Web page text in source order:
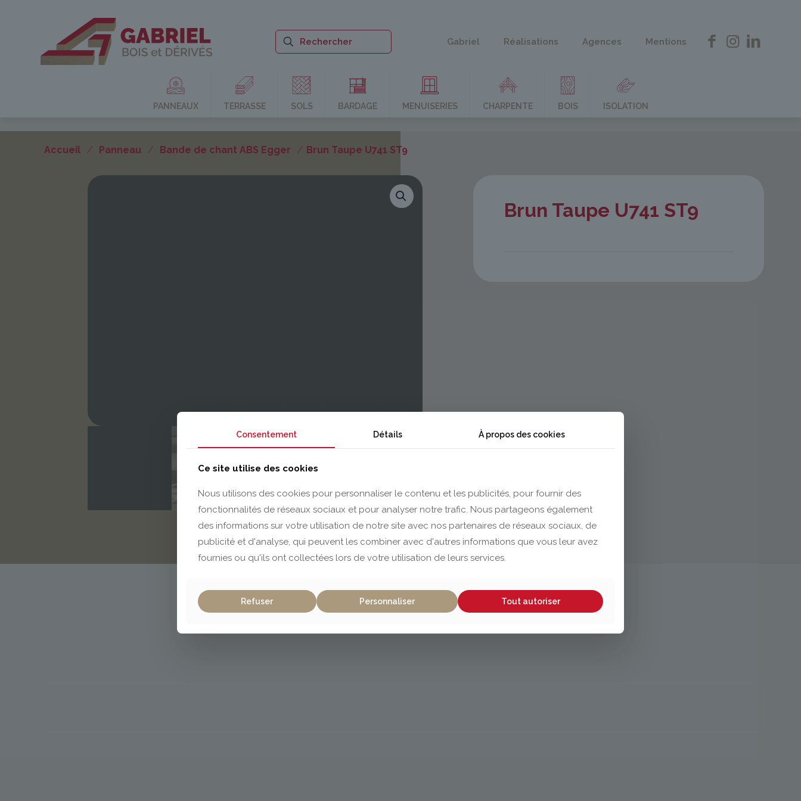
Gabriel Réalisations Agences Mentions
PANNEAUX TERRASSE SOLS BARDAGE MENUISERIES CHARPENTE BOIS ISOLATION
Accueil / Panneau / Bande de chant ABS Egger / Brun Taupe U741 ST9
Brun Taupe U741 ST9
Consentement Détails À propos des cookies
Ce site utilise des cookies
Nous utilisons des cookies pour personnaliser le contenu et les publicités, pour fournir des
fonctionnalités de réseaux sociaux et pour analyser notre trafic. Nous partageons également
des informations sur votre utilisation de notre site avec nos partenaires de réseaux sociaux, de
publicité et d'analyse, qui peuvent les combiner avec d'autres informations que vous leur avez
fournies ou qu'ils ont collectées lors de votre utilisation de leurs services.
Refuser Personnaliser Tout autoriser